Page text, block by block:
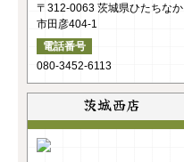
〒312-0063 茨城県ひたちなか
市田彦404-1
電話番号
080-3452-6113
茨城西店